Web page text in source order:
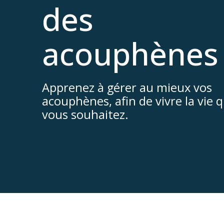
des
acouphènes
Apprenez à gérer au mieux vos
acouphènes, afin de vivre la vie
vous souhaitez.